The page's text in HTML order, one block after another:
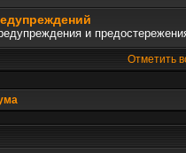
и
Отметить